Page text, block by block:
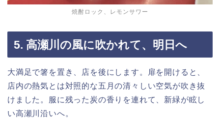
焼酎ロック、レモンサワー
5. 高瀬川の風に吹かれて、明日へ
大満足で箸を置き、店を後にします。扉を開けると、
店内の熱気とは対照的な五月の清々しい空気が吹き抜
けました。服に残った炭の香りを連れて、新緑が眩し
い高瀬川沿いへ。